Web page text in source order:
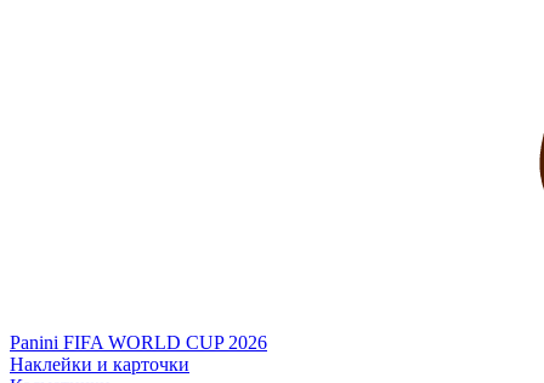
Panini FIFA WORLD CUP 2026
Наклейки и карточки